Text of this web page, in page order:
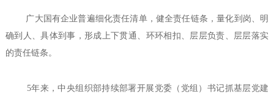
广大国有企业普遍细化责任清单，健全责任链条，量化到岗、明
确到人、具体到事，形成上下贯通、环环相扣、层层负责、层层落实
的责任链条。
5年来，中央组织部持续部署开展党委（党组）书记抓基层党建